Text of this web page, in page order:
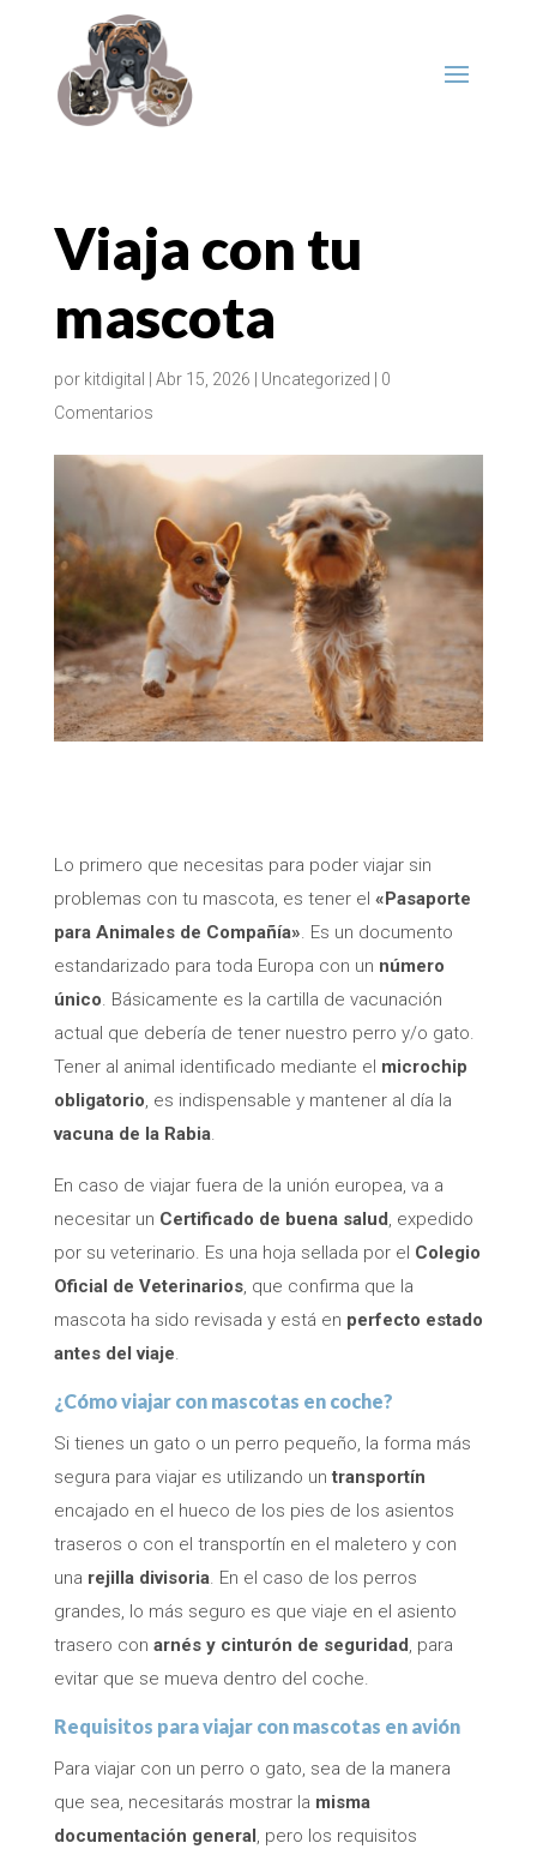
Viaja con tu
mascota
por kitdigital Abr 15, 2026 Uncategorized
0
Comentarios
Lo primero que necesitas para poder viajar sin
problemas con tu mascota, es tener el «Pasaporte
para Animales de Compañía». Es un documento
estandarizado para toda Europa con un número
único. Básicamente es la cartilla de vacunación
actual que debería de tener nuestro perro y/o gato.
Tener al animal identificado mediante el microchip
obligatorio, es indispensable y mantener al día la
vacuna de la Rabia.
En caso de viajar fuera de la unión europea, va a
necesitar un Certificado de buena salud, expedido
por su veterinario. Es una hoja sellada por el Colegio
Oficial de Veterinarios, que confirma que la
mascota ha sido revisada y está en perfecto estado
antes del viaje.
¿Cómo viajar con mascotas en coche?
Si tienes un gato o un perro pequeño, la forma más
segura para viajar es utilizando untransportín
encajado en el hueco de los pies de los asientos
traseros o con el transportín en el maletero y con
una rejilla divisoria. En el caso de los perros
grandes, lo más seguro es que viaje en el asiento
trasero con arnés y cinturón de seguridad, para
evitar que se mueva dentro del coche.
Requisitos para viajar con mascotas en avión
Para viajar con un perro o gato, sea de la manera
que sea, necesitarás mostrar la misma
documentación general, pero los requisitos